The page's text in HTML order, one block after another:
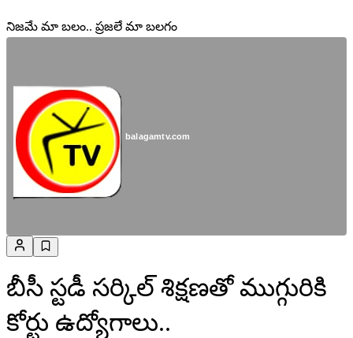
నిజమే మా బలం.. ప్రజలే మా బలగం
balagamtv.com
బీసీ స్టడీ సర్కిల్ శిక్షణతో ముగ్గురికి
కోర్టు ఉద్యోగాలు..